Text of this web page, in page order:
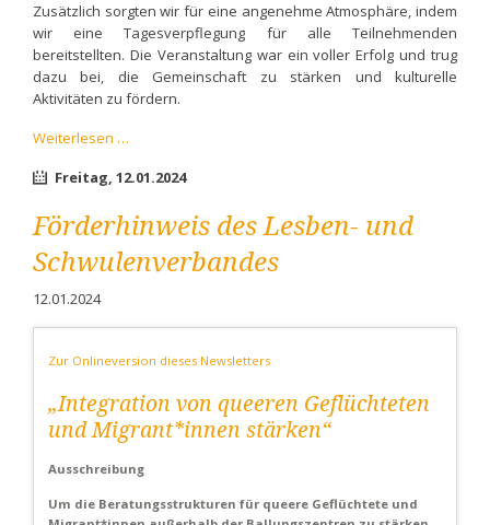
Zusätzlich sorgten wir für eine angenehme Atmosphäre, indem
wir eine Tagesverpflegung für alle Teilnehmenden
bereitstellten. Die Veranstaltung war ein voller Erfolg und trug
dazu bei, die Gemeinschaft zu stärken und kulturelle
Aktivitäten zu fördern.
Weiterlesen …IKSK
-
Freitag,12.01.2024
Förderhinweis des Lesben- und
Schwulenverbandes
12.01.2024
Zur Onlineversion dieses Newsletters
„Integration von queeren Geflüchteten
und Migrant*innen stärken“
Ausschreibung
Um die Beratungsstrukturen für queere Geflüchtete und